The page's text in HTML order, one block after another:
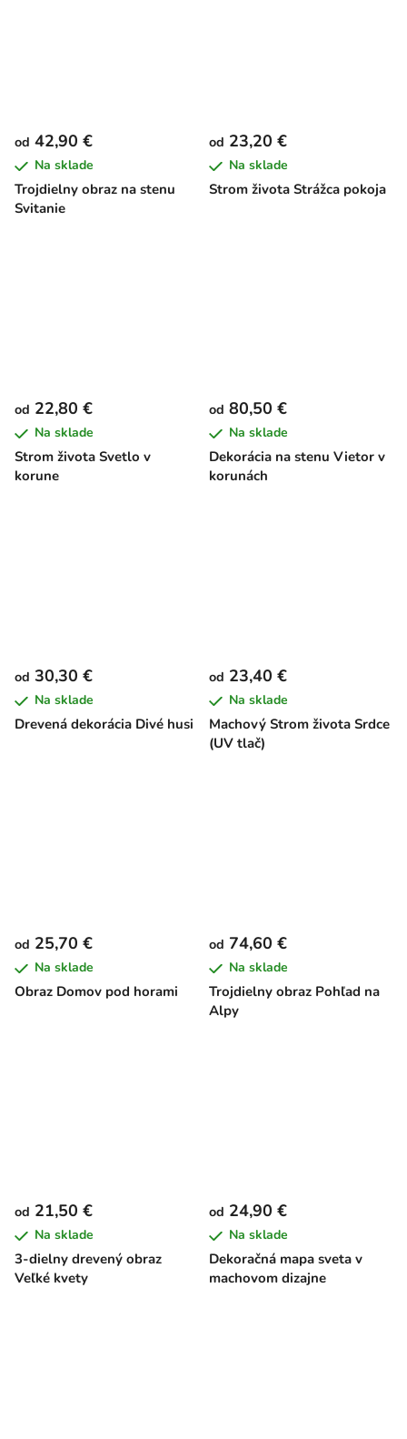
Trojdielny obraz na stenu
Svitanie
od 42,90 €
Na sklade
Strom života Strážca pokoja
od 23,20 €
Na sklade
Strom života Svetlo v
korune
od 22,80 €
Na sklade
Dekorácia na stenu Vietor v
korunách
od 80,50 €
Na sklade
Drevená dekorácia Divé husi
od 30,30 €
Na sklade
Machový Strom života Srdce
(UV tlač)
od 23,40 €
Na sklade
Obraz Domov pod horami
od 25,70 €
Na sklade
Trojdielny obraz Pohľad na
Alpy
od 74,60 €
Na sklade
3-dielny drevený obraz
Veľké kvety
od 21,50 €
Na sklade
Dekoračná mapa sveta v
machovom dizajne
od 24,90 €
Na sklade